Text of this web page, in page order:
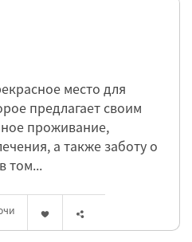
место для
предлагает своим
проживание,
а также заботу о
том...